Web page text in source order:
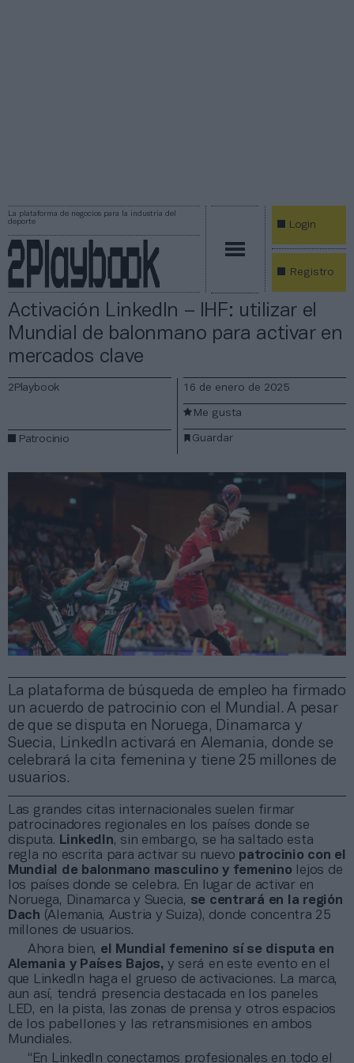
La plataforma de negocios para la industria del
deporte
Login
Registro
Activación LinkedIn – IHF: utilizar el
Mundial de balonmano para activar en
mercados clave
La plataforma de búsqueda de empleo ha firmado
un acuerdo de patrocinio con el Mundial. A pesar
de que se disputa en Noruega, Dinamarca y
Suecia, LinkedIn activará en Alemania, donde se
celebrará la cita femenina y tiene 25 millones de
usuarios.
2Playbook
Patrocinio
16 de enero de 2025
Guardar
Me gusta
Las grandes citas internacionales suelen firmar
patrocinadores regionales en los países donde se
disputa. LinkedIn, sin embargo, se ha saltado esta
regla no escrita para activar su nuevo patrocinio con el
Mundial de balonmano masculino y femenino lejos de
los países donde se celebra. En lugar de activar en
Noruega, Dinamarca y Suecia, se centrará en la región
Dach (Alemania, Austria y Suiza), donde concentra 25
millones de usuarios.
Ahora bien, el Mundial femenino sí se disputa en
Alemania y Países Bajos, y será en este evento en el
que LinkedIn haga el grueso de activaciones. La marca,
aun así, tendrá presencia destacada en los paneles
LED, en la pista, las zonas de prensa y otros espacios
de los pabellones y las retransmisiones en ambos
Mundiales.
“En LinkedIn conectamos profesionales en todo el